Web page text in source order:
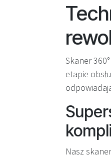
Skaner
etapie
Nasz